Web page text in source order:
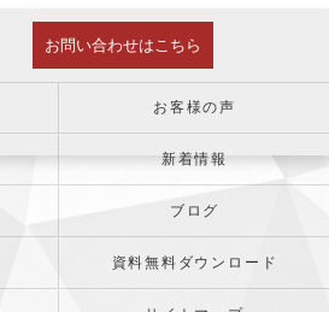
お問い合わせはこちら
お客様の声
新着情報
ブログ
資料無料ダウンロード